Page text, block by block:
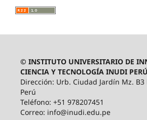
© INSTITUTO UNIVERSITARIO DE
CIENCIA Y TECNOLOGÍA INUDI PERÚ
Dirección: Urb. Ciudad Jardín Mz. B3
Perú
Teléfono: +51 978207451
Correo: info@inudi.edu.pe